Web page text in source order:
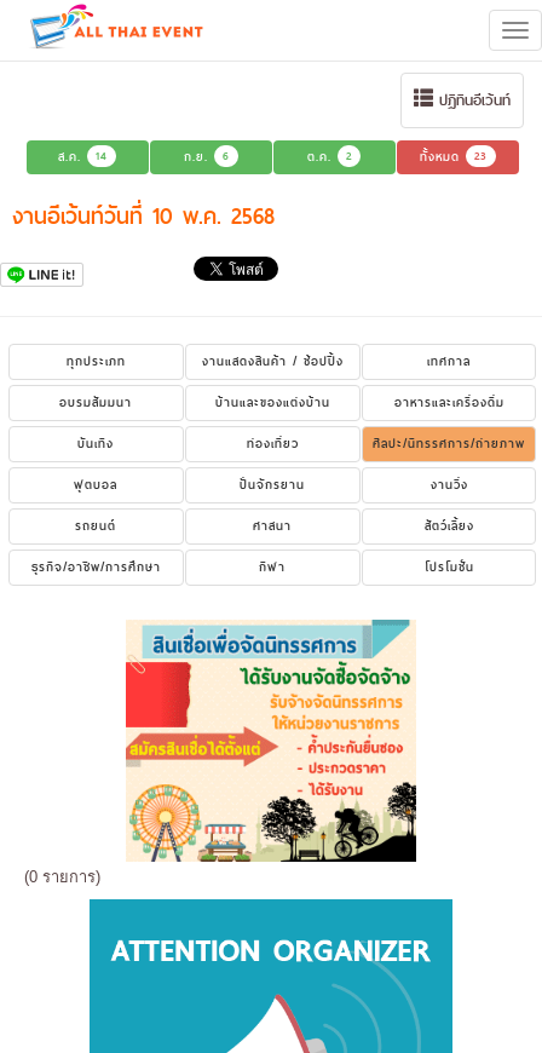
ปฏิทินอีเว้นท์
ส.ค. 14 ก.ย. 6 ต.ค. 2 ทั้งหมด 23
งานอีเว้นท์วันที่ 10 พ.ค. 2568
ทุกประเภท งานแสดงสินค้า / ช้อปปิ้ง
เทศกาล
อบรมสัมมนา
บ้านและของแต่งบ้าน
อาหารและเครื่องดื่ม
บันเทิง
ท่องเที่ยว
ศิลปะ/นิทรรศการ/ถ่ายภาพ
ฟุตบอล
ปั่นจักรยาน
งานวิ่ง
รถยนต์
ศาสนา
สัตว์เลี้ยง
ธุรกิจ/อาชีพ/การศึกษา
กีฬา โปรโมชั่น
(0 รายการ)